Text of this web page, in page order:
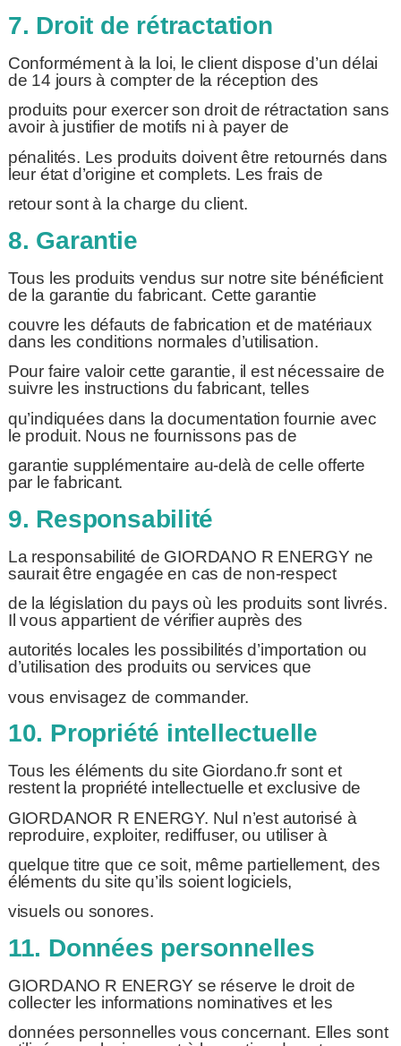
7. Droit de rétractation
Conformément à la loi, le client dispose d’un délai
de 14 jours à compter de la réception des
produits pour exercer son droit de rétractation sans
avoir à justifier de motifs ni à payer de
pénalités. Les produits doivent être retournés dans
leur état d’origine et complets. Les frais de
retour sont à la charge du client.
8. Garantie
Tous les produits vendus sur notre site bénéficient
de la garantie du fabricant. Cette garantie
couvre les défauts de fabrication et de matériaux
dans les conditions normales d’utilisation.
Pour faire valoir cette garantie, il est nécessaire de
suivre les instructions du fabricant, telles
qu’indiquées dans la documentation fournie avec
le produit. Nous ne fournissons pas de
garantie supplémentaire au-delà de celle offerte
par le fabricant.
9. Responsabilité
La responsabilité de GIORDANO R ENERGY ne
saurait être engagée en cas de non-respect
de la législation du pays où les produits sont livrés.
Il vous appartient de vérifier auprès des
autorités locales les possibilités d’importation ou
d’utilisation des produits ou services que
vous envisagez de commander.
10. Propriété intellectuelle
Tous les éléments du site Giordano.fr sont et
restent la propriété intellectuelle et exclusive de
GIORDANOR R ENERGY. Nul n’est autorisé à
reproduire, exploiter, rediffuser, ou utiliser à
quelque titre que ce soit, même partiellement, des
éléments du site qu’ils soient logiciels,
visuels ou sonores.
11. Données personnelles
GIORDANO R ENERGY se réserve le droit de
collecter les informations nominatives et les
données personnelles vous concernant. Elles sont